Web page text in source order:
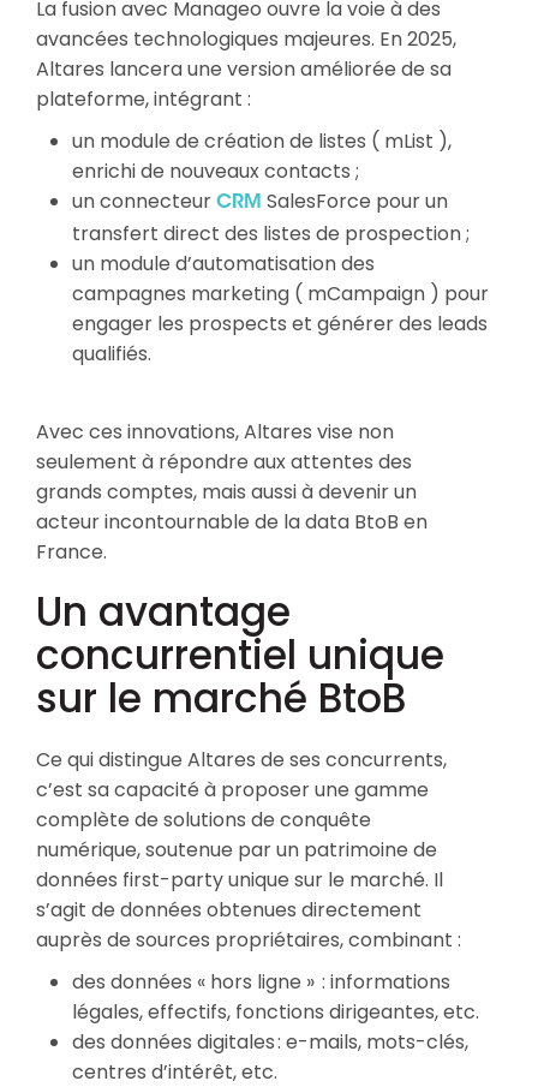
La fusion avec Manageo ouvre la voie à des
avancées technologiques majeures. En 2025,
Altares lancera une version améliorée de sa
plateforme, intégrant :
un module de création de listes ( mList ),
enrichi de nouveaux contacts ;
un connecteur CRM SalesForce pour un
transfert direct des listes de prospection ;
un module d’automatisation des
campagnes marketing ( mCampaign ) pour
engager les prospects et générer des leads
qualifiés.
Avec ces innovations, Altares vise non
seulement à répondre aux attentes des
grands comptes, mais aussi à devenir un
acteur incontournable de la data BtoB en
France.
Un avantage
concurrentiel unique
sur le marché BtoB
Ce qui distingue Altares de ses concurrents,
c’est sa capacité à proposer une gamme
complète de solutions de conquête
numérique, soutenue par un patrimoine de
données first-party unique sur le marché. Il
s’agit de données obtenues directement
auprès de sources propriétaires, combinant :
des données « hors ligne » : informations
légales, effectifs, fonctions dirigeantes, etc.
des données digitales : e-mails, mots-clés,
centres d’intérêt, etc.